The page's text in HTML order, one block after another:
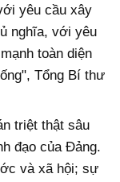
yêu cầu xây
nghĩa, với yêu
toàn diện
Tổng Bí thư
triệt thật sâu
đạo của Đảng.
và xã hội; sự